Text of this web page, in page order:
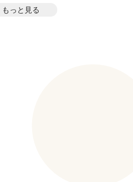
もっと見る